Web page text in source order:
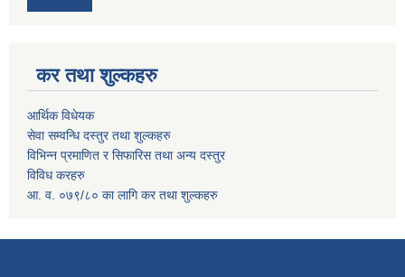
कर तथा शुल्कहरु
आर्थिक विधेयक
सेवा सम्वन्धि दस्तुर तथा शुल्कहरु
विभिन्न प्रमाणित र सिफारिस तथा अन्य दस्तुर
विविध करहरु
आ. व. ०७९/८० का लागि कर तथा शुल्कहरु